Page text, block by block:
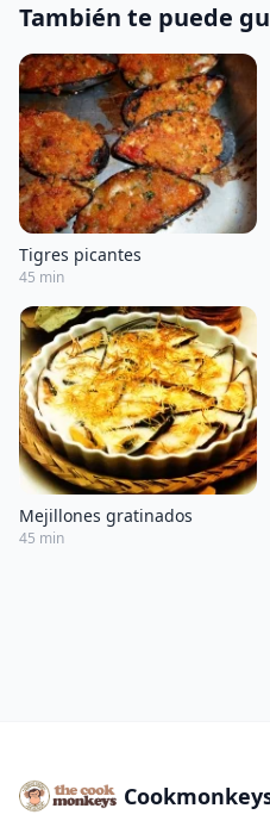
También te puede
Tigres picantes
45 min
Mejillones gratinados
45 min